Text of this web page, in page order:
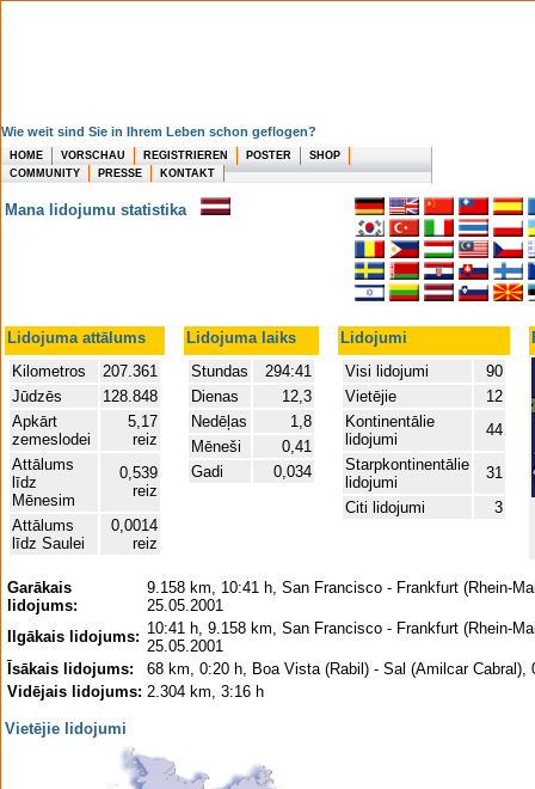
Wie weit sind Sie in Ihrem Leben schon geflogen?
HOME VORSCHAU REGISTRIEREN POSTER
SHOP
COMMUNITY
PRESSE KONTAKT
Mana lidojumu statistika
Lidojuma attālums Lidojuma laiks Lidojumi
Kilometros
207.361
Jūdzēs
128.848
Apkārt
zemeslodei
5,17
reiz
Attālums
līdz
Mēnesim
0,539
reiz
Attālums
līdz Saulei
0,0014
reiz
Stundas
294:41
Dienas
12,3
Nedēļas
1,8
Mēneši
0,41
Gadi
0,034
Visi lidojumi
90
Vietējie
12
Kontinentālie
lidojumi
44
Starpkontinentālie
lidojumi
31
Citi lidojumi
3
Garākais
lidojums:
9.158 km, 10:41 h, San Francisco - Frankfurt (Rhein-
25.05.2001
Ilgākais lidojums: 10:41 h, 9.158 km, San Francisco - Frankfurt (Rhein-
25.05.2001
Īsākais lidojums:
68 km, 0:20 h, Boa Vista (Rabil) - Sal (Amilcar Cabral),
Vidējais lidojums: 2.304 km, 3:16 h
Vietējie lidojumi